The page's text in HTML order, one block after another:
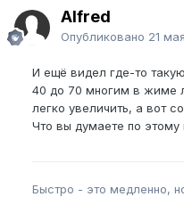
Alfred
Опубликовано 21
И ещё видел где-то
40 до 70 многим в жиме
легко увеличить, а вот
Что вы думаете по этому
Быстро - это медленно,